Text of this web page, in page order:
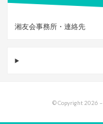
湘友会事務所・連絡先
© Copyright 2026 –